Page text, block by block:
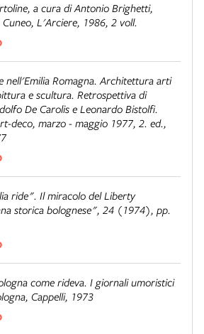
, a cura di Antonio Brighetti,
L'Arciere, 1986, 2 voll.
nell'Emilia Romagna. Architettura arti
e scultura. Retrospettiva di
De Carolis e Leonardo Bistolfi.
deco, marzo - maggio 1977, 2. ed.,
ride". Il miracolo del Liberty
storica bolognese", 24 (1974), pp.
come rideva. I giornali umoristici
Cappelli, 1973